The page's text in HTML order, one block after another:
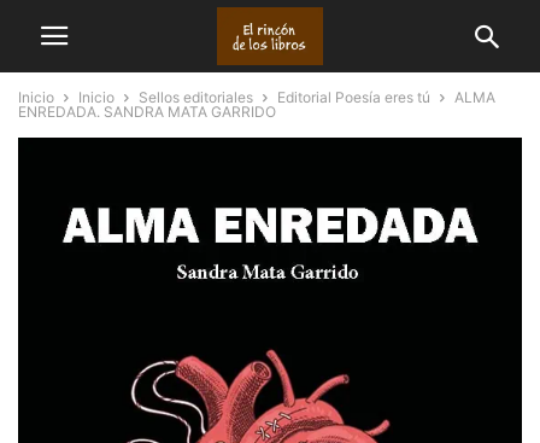
Inicio Inicio Sellos editoriales Editorial Poesía eres tú
ALMA
ENREDADA. SANDRA MATA GARRIDO